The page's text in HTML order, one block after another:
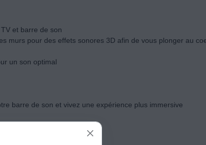
et barre de son
murs pour des effets sonores 3D afin de vous plonger au
un son optimal
barre de son et vivez une expérience plus immersive